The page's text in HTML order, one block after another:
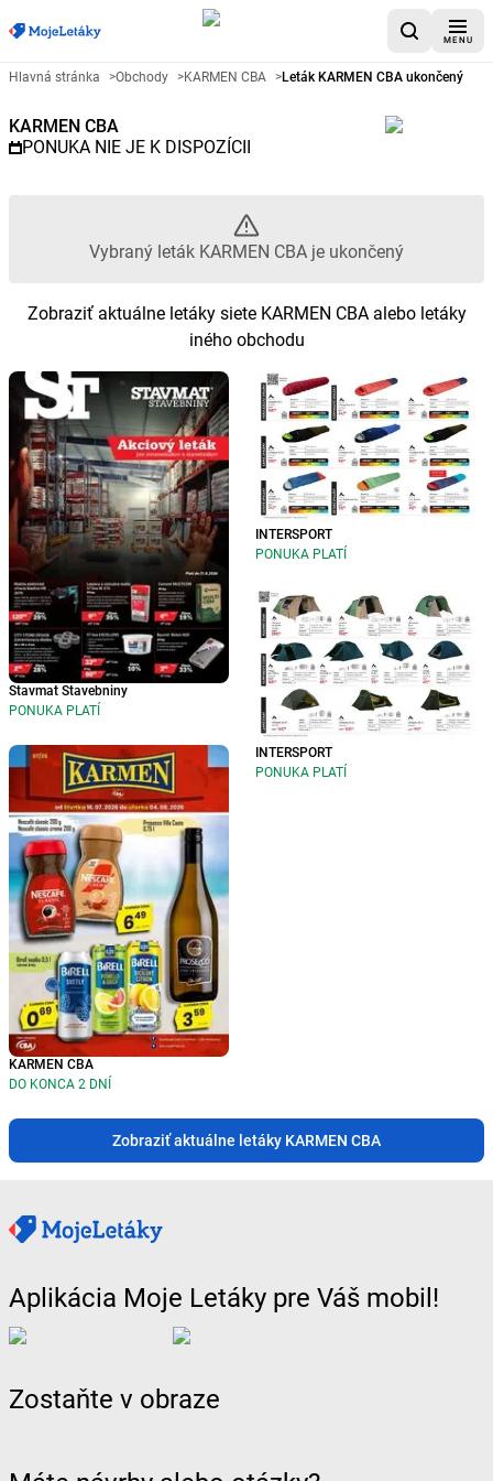
MENU
Reklamný leták KARMEN CBA
Hlavná stránka >Obchody >KARMEN CBA >Leták KARMEN CBA ukončený
KARMEN CBA
PONUKA NIE JE K DISPOZÍCII
Vybraný leták KARMEN CBA je ukončený
Zobraziť aktuálne letáky siete KARMEN CBA alebo letáky
iného obchodu
Stavmat Stavebniny
PONUKA PLATÍ
KARMEN CBA
DO KONCA 2 DNÍ
INTERSPORT
PONUKA PLATÍ
INTERSPORT
PONUKA PLATÍ
Zobraziť aktuálne letáky KARMEN CBA
Aplikácia Moje Letáky pre Váš mobil!
Zostaňte v obraze